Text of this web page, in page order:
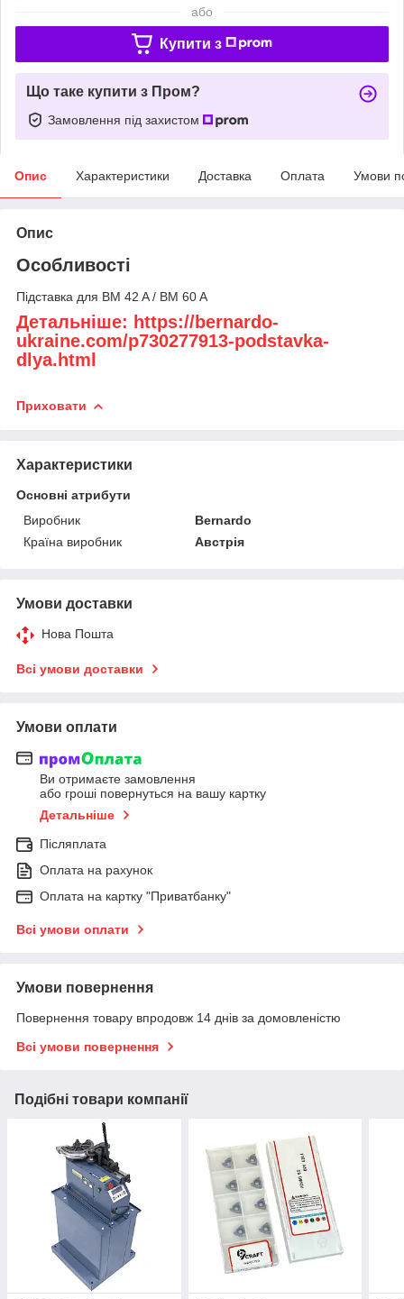
або
Купити з
Що таке купити з Пром?
Замовлення під захистом
Опис Характеристики Доставка Оплата Умови
Опис
Особливості
Підставка для BM 42 A / BM 60 A
Детальніше: https://bernardo-
ukraine.com/p730277913-podstavka-
dlya.html
Приховати
Характеристики
Основні атрибути
Виробник
Bernardo
Країна виробник
Австрія
Умови доставки
Нова Пошта
Всі умови доставки
Умови оплати
Ви отримаєте замовлення
або гроші повернуться на вашу картку
Детальніше
Післяплата
Оплата на рахунок
Оплата на картку "Приватбанку"
Всі умови оплати
Умови повернення
Повернення товару впродовж 14 днів за домовленістю
Всі умови повернення
Подібні товари компанії